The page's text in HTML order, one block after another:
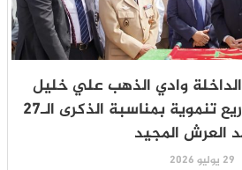
وادي الذهب علي خليل
يعطي انطلاقة مشاريع تنموية بمناسبة الذكرى الـ27
العرش المجيد
29 يوليو 2026